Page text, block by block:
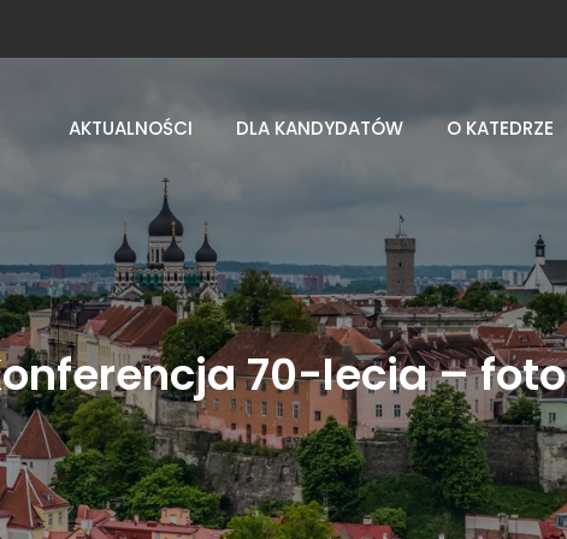
AKTUALNOŚCI DLA KANDYDATÓW O KATEDRZE
70-lecia – foto